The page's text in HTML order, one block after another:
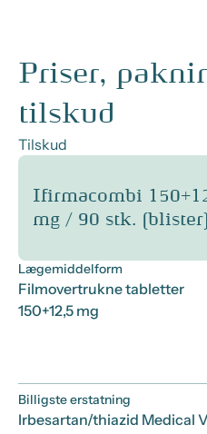
Priser,
tilskud
Tilskud
Ifirmacombi 150+12,5
mg / 90 stk. (blister)
Lægemiddelform
Filmovertrukne tabletter
150+12,5 mg
Billigste erstatning
Irbesartan/thiazid Medical